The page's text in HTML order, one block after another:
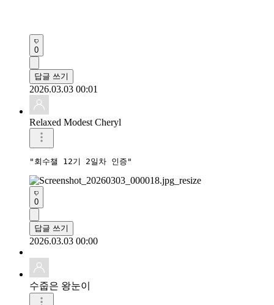
0
답글 쓰기
2026.03.03 00:01
Relaxed Modest Cheryl
"회수챌 12기 2일차 인증"
0
답글 쓰기
2026.03.03 00:00
수줍은 왕눈이